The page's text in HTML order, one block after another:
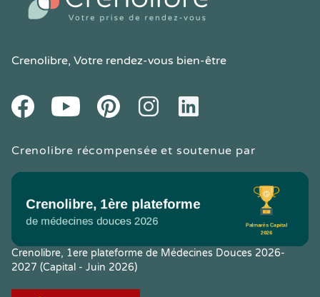
Crenolibre, Votre rendez-vous bien-être
FacebookYoutube PinteresetInstagramLinkedIn
Crenolibre récompensée et soutenue par
Crenolibre, 1ere plateforme de Médecines Douces 2026-
2027 (Capital - Juin 2026)